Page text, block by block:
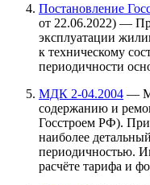
Постановление
от 22.06.2022) —
эксплуатации
к техническому
периодичности
МДК 2-04.2004 —
содержанию и
Госстроем РФ).
наиболее
периодичностью.
расчёте тарифа и